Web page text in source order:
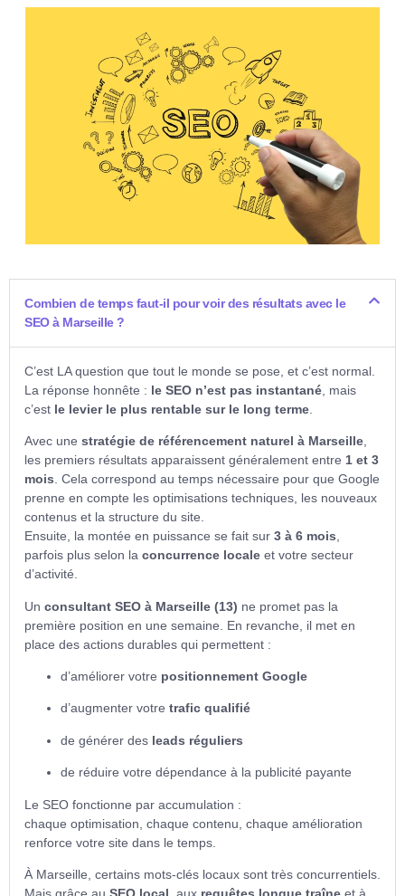
Combien de temps faut-il pour voir des résultats avec le
SEO à Marseille ?
C’est LA question que tout le monde se pose, et c’est normal.
La réponse honnête : le SEO n’est pas instantané , mais
c’est le levier le plus rentable sur le long terme
Avec une stratégie de référencement naturel à Marseille,
les premiers résultats apparaissent généralement entre 1 et 3
mois. Cela correspond au temps nécessaire pour que Google
prenne en compte les optimisations techniques, les nouveaux
contenus et la structure du site.
Ensuite, la montée en puissance se fait sur 3 à 6 mois,
parfois plus selon la concurrence locale et votre secteur
d’activité.
Un consultant SEO à Marseille (13) ne promet pas la
première position en une semaine. En revanche, il met en
place des actions durables qui permettent :
d’améliorer votre positionnement Google
d’augmenter votre trafic qualifié
de générer des leads réguliers
de réduire votre dépendance à la publicité payante
Le SEO fonctionne par accumulation :
chaque optimisation, chaque contenu, chaque amélioration
renforce votre site dans le temps.
À Marseille, certains mots-clés locaux sont très concurrentiels.